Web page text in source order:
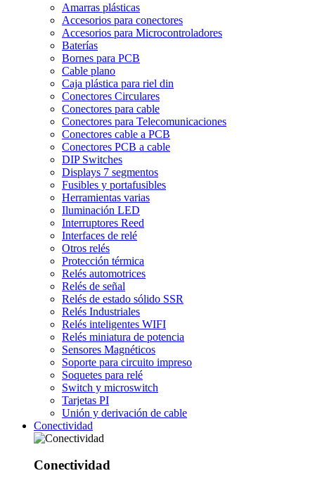
Amarras plásticas
Accesorios para conectores
Accesorios para Microcontroladores
Baterías
Bornes para PCB
Cable plano
Caja plástica para riel din
Conectores Circulares
Conectores para cable
Conectores para Telecomunicaciones
Conectores cable a PCB
Conectores PCB a cable
DIP Switches
Displays 7 segmentos
Fusibles y portafusibles
Herramientas varias
Iluminación LED
Interruptores Reed
Interfaces de relé
Otros relés
Protección térmica
Relés automotrices
Relés de señal
Relés de estado sólido SSR
Relés Industriales
Relés inteligentes WIFI
Relés miniatura de potencia
Sensores Magnéticos
Soporte para circuito impreso
Soquetes para relé
Switch y microswitch
Tarjetas PI
Unión y derivación de cable
Conectividad
Conectividad